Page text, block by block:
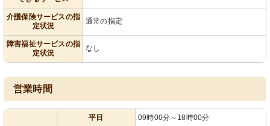
介護保険サービスの指
定状況
通常の指定
障害福祉サービスの指
定状況
なし
営業時間
平日 09時00分～18時00分